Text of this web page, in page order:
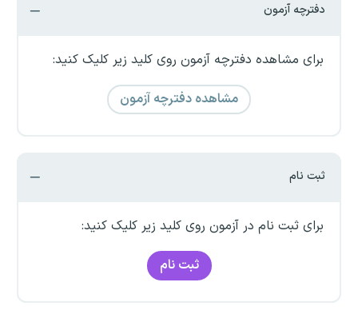
دفترچه آزمون
برای مشاهده دفترچه آزمون روی کلید زیر کلیک کنید:
مشاهده دفترچه آزمون
ثبت نام
برای ثبت نام در آزمون روی کلید زیر کلیک کنید:
ثبت نام